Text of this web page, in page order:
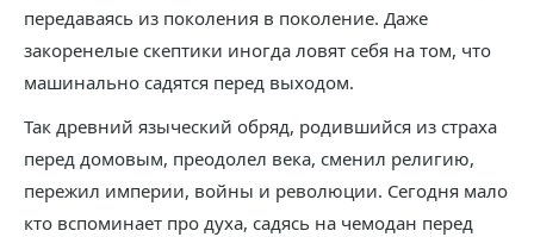
передаваясь из поколения в поколение. Даже
закоренелые скептики иногда ловят себя на том, что
машинально садятся перед выходом.
Так древний языческий обряд, родившийся из страха
перед домовым, преодолел века, сменил религию,
пережил империи, войны и революции. Сегодня мало
кто вспоминает про духа, садясь на чемодан перед